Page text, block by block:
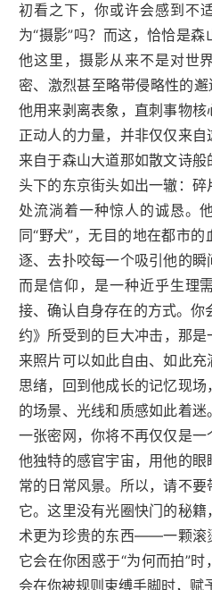
初看之下，你或许会感到
为“摄影”吗？而这，恰恰是
他这里，摄影从来不是对世
密、激烈甚至略带侵略性的
他用来剥离表象，直刺事物
正动人的力量，并非仅仅来
来自于森山大道那如散文诗
头下的东京街头如出一辙：
处流淌着一种惊人的诚恳。
同“野犬”，无目的地在都市
逐、去扑咬每一个吸引他的瞬
而是信仰，是一种近乎生理
接、确认自身存在的方式。你
约》所受到的巨大冲击，那
来照片可以如此自由、如此
思绪，回到他成长的记忆现
的场景、光线和质感如此着
一张密网，你将不再仅仅是
他独特的感官宇宙，用他的
常的日常风景。所以，请不
它。这里没有光圈快门的秘
术更为珍贵的东西——一颗滚
它会在你困惑于“为何而拍”
会在你被规则束缚手脚时，赋